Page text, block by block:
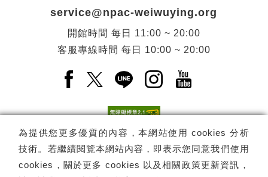
為提供您更多優質的內容，本網站使用 cookies 分析
技術。若繼續閱覽本網站內容，即表示您同意我們使用
cookies，關於更多 cookies 以及相關政策更新資訊，
service@npac-weiwuying.org
開館時間 每日
11:00 ~ 20:00
客服專線時間 每日 10:00 ~ 20:00
Facebook(另開新視窗)
X(另開新視窗)
LINE(另開新視窗)
Instagram(另開新視
YouTube(另開
電子報訂閱 訂閱